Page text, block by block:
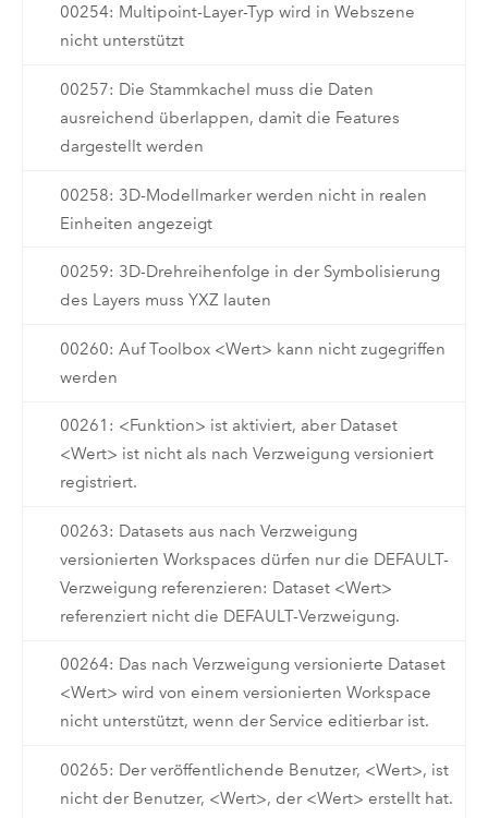
00254: Multipoint-Layer-Typ wird in Webszene
nicht unterstützt
00257: Die Stammkachel muss die Daten
ausreichend überlappen, damit die Features
dargestellt werden
00258: 3D-Modellmarker werden nicht in realen
Einheiten angezeigt
00259: 3D-Drehreihenfolge in der Symbolisierung
des Layers muss YXZ lauten
00260: Auf Toolbox <Wert> kann nicht zugegriffen
werden
00261: <Funktion> ist aktiviert, aber Dataset
<Wert> ist nicht als nach Verzweigung versioniert
registriert.
00263: Datasets aus nach Verzweigung
versionierten Workspaces dürfen nur die DEFAULT-
Verzweigung referenzieren: Dataset <Wert>
referenziert nicht die DEFAULT-Verzweigung.
00264: Das nach Verzweigung versionierte Dataset
<Wert> wird von einem versionierten Workspace
nicht unterstützt, wenn der Service editierbar ist.
00265: Der veröffentlichende Benutzer, <Wert>, ist
nicht der Benutzer, <Wert>, der <Wert> erstellt hat.